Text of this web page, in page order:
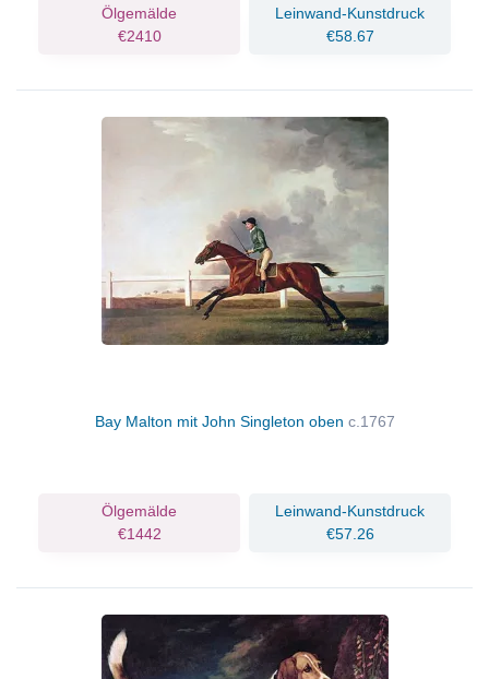
Ölgemälde
€2410
Leinwand-Kunstdruck
€58.67
Bay Malton mit John Singleton oben c.1767
Ölgemälde
€1442
Leinwand-Kunstdruck
€57.26